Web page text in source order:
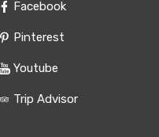
Facebook
Pinterest
Youtube
Trip Advisor